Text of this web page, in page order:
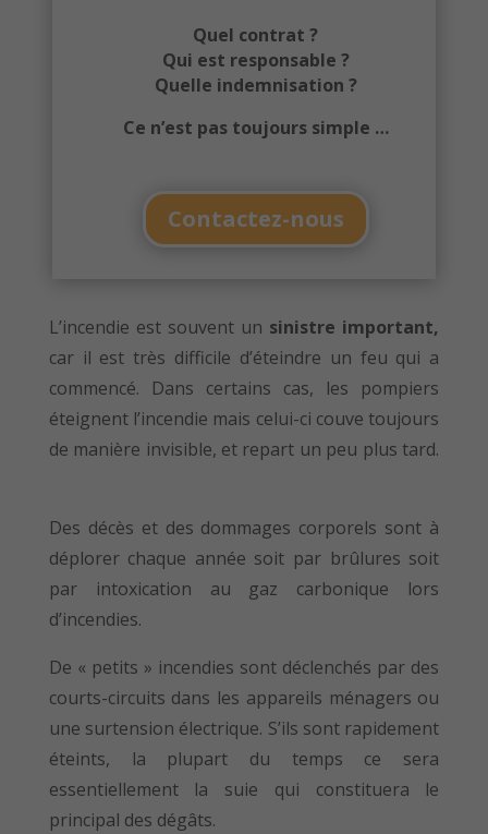
Quel contrat ?
Qui est responsable ?
Quelle indemnisation ?
Ce n’est pas toujours simple …
Contactez-nous
L’incendie est souvent un sinistre important,
car il est très difficile d’éteindre un feu qui a
commencé. Dans certains cas, les pompiers
éteignent l’incendie mais celui-ci couve toujours
de manière invisible, et repart un peu plus tard.
Des décès et des dommages corporels sont à
déplorer chaque année soit par brûlures soit
par intoxication au gaz carbonique lors
d’incendies.
De « petits » incendies sont déclenchés par des
courts-circuits dans les appareils ménagers ou
une surtension électrique. S’ils sont rapidement
éteints, la plupart du temps ce sera
essentiellement la suie qui constituera le
principal des dégâts.